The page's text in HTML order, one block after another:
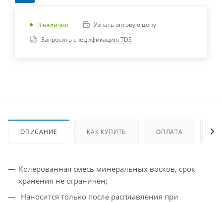
В наличии
Узнать оптовую цену
Запросить спецификацию TDS
ОПИСАНИЕ КАК КУПИТЬ ОПЛАТА
Колерованная смесь минеральных восков, срок
хранения не ограничен;
Наносится только после расплавления при